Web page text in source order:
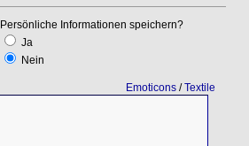
Persönliche Informationen speichern?
Ja
Nein
Emoticons/Textile